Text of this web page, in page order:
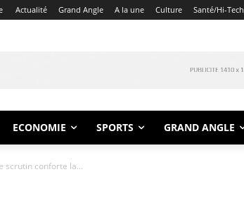
Actualité Grand Angle A la une Culture Santé/Hi-Tech
ECONOMIE SPORTS GRAND ANGLE
scrutin conforte la...